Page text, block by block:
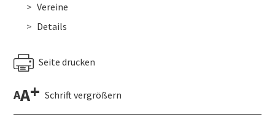
Vereine
Details
Seite drucken
AA+ Schrift vergrößern